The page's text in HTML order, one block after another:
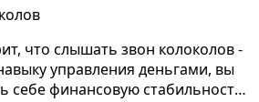
что слышать звон колоколов -
управления деньгами, вы
себе финансовую стабильность